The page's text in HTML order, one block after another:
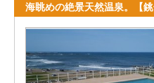
海眺めの絶景天然温泉。【